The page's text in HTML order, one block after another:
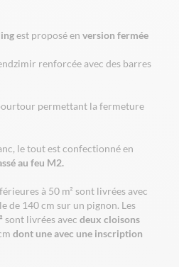
est proposé enversion fermée
renforcée avec des barres
permettant la fermeture
le tout est confectionné en
au feu M2.
à 50 m² sont livrées avec
de 140 cm sur un pignon. Les
sont livrées avec deux cloisons
dont une avec une inscription